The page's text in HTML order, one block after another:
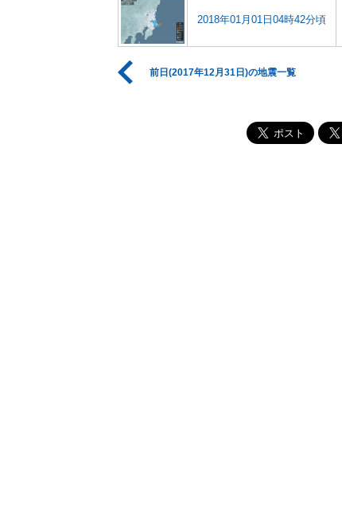
2018年01月01日04時42分頃
前日(2017年12月31日)の地震一覧